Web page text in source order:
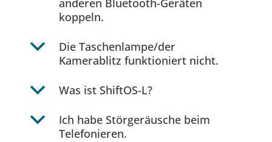
anderen Bluetooth-Geräten
koppeln.
b
Die Taschenlampe/der
Kamerablitz funktioniert nicht.
b Was ist ShiftOS-L?
b
Ich habe Störgeräusche beim
Telefonieren.